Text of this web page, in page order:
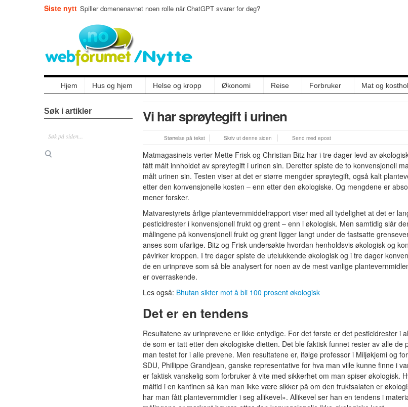
Siste nytt Spiller domenenavnet noen rolle når ChatGPT svarer for deg?
Hjem Hus og hjem Helse og kropp Økonomi Reise Forbruker Mat og
Søk i artikler Vi har sprøytegift i urinen
Størrelse på tekst Skriv ut denne siden Send med epost
Matmagasinets verter Mette Frisk og Christian Bitz har i tre dager levd av
fått målt innholdet av sprøytegift i urinen sin. Deretter spiste de to konvensjonell
målt urinen sin. Testen viser at det er større mengder sprøytegift, også kalt
etter den konvensjonelle kosten – enn etter den økologiske. Og mengdene er
mener forsker.
Matvarestyrets årlige plantevernmiddelrapport viser med all tydelighet at det er
pesticidrester i konvensjonell frukt og grønt – enn i økologisk. Men samtidig slår
målingene på konvensjonell frukt og grønt ligger langt under de fastsatte
anses som ufarlige. Bitz og Frisk undersøkte hvordan henholdsvis økologisk og
påvirker kroppen. I tre dager spiste de utelukkende økologisk og i tre dager
de en urinprøve som så ble analysert for noen av de mest vanlige
er overraskende.
Les også: Bhutan sikter mot å bli 100 prosent økologisk
Det er en tendens
Resultatene av urinprøvene er ikke entydige. For det første er det pesticidrester i
de som er tatt etter den økologiske dietten. Det ble faktisk funnet rester av alle de
man testet for i alle prøvene. Men resultatene er, ifølge professor i Miljøkjemi og
SDU, Phillippe Grandjean, ganske representative for hva man ville kunne finne i
er faktisk vanskelig som forbruker å vite med sikkerhet om man spiser økologisk.
måltid i en kantinen så kan man ikke være sikker på om den fruktsalaten er
har man fått plantevernmidler i seg allikevel». Allikevel ser han en tendens i